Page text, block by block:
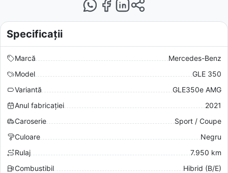
Specificații
Marcă
Mercedes-Benz
Model
GLE 350
Variantă
GLE350e AMG
Anul fabricației
2021
Caroserie
Sport / Coupe
Culoare
Negru
Rulaj
7.950 km
Combustibil
Hibrid (B/E)